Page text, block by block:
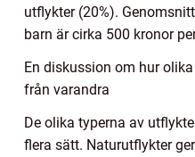
utflykter (20%).
barn är cirka 500 kronor
En diskussion om hur
från varandra
De olika typerna av
flera sätt. Naturutflykter